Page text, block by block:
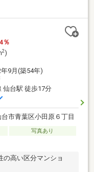
％
2)
年9月(築54年)
仙台駅 徒歩17分
市青葉区小田原６丁目
写真あり
の高い区分マンショ